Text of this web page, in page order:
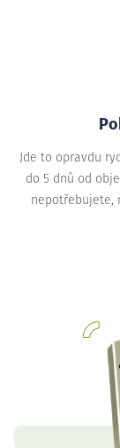
Jde to opravdu
do 5 dnů od
nepotřebujete,